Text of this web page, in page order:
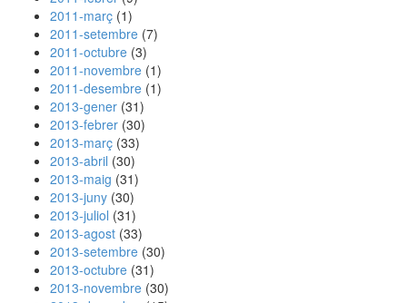
2011-març (1)
2011-setembre (7)
2011-octubre (3)
2011-novembre (1)
2011-desembre (1)
2013-gener (31)
2013-febrer (30)
2013-març (33)
2013-abril (30)
2013-maig (31)
2013-juny (30)
2013-juliol (31)
2013-agost (33)
2013-setembre (30)
2013-octubre (31)
2013-novembre (30)